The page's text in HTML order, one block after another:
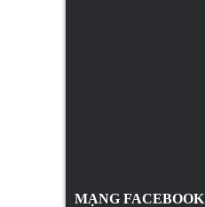
MẠNG FACEBOOK